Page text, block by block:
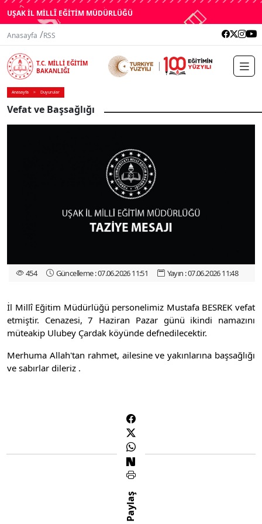
UŞAK İL MİLLÎ EĞİTİM MÜDÜRLÜĞÜ
Anasayfa /RSS
T.C. MİLLİ EĞİTİM
BAKANLIĞI
Anasayfa Duyurular
Vefat ve Başsağlığı
454 Güncelleme : 07.06.2026 11:51 Yayın : 07.06.2026 11:48
İl Millî Eğitim Müdürlüğü personelimiz Mustafa BESREK vefat
etmiştir. Cenazesi, 7 Haziran Pazar günü ikindi namazını
müteakip Ulubey Çardak köyünde defnedilecektir.
Merhuma Allah'tan rahmet, ailesine ve yakınlarına başsağlığı
ve sabırlar dileriz .
Paylaş